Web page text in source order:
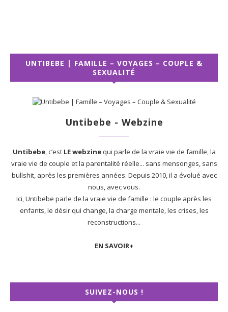
UNTIBEBE | FAMILLE – VOYAGES – COUPLE &
SEXUALITÉ
Untibebe - Webzine
Untibebe, c’est LE webzinequi parle de la vraie vie de famille, la
vraie vie de couple et la parentalité réelle... sans mensonges, sans
bullshit, après les premières années. Depuis 2010, il a évolué avec
nous, avec vous.
Ici, Untibebe parle de la vraie vie de famille : le couple après les
enfants, le désir qui change, la charge mentale, les crises, les
reconstructions...
EN SAVOIR+
SUIVEZ-NOUS !